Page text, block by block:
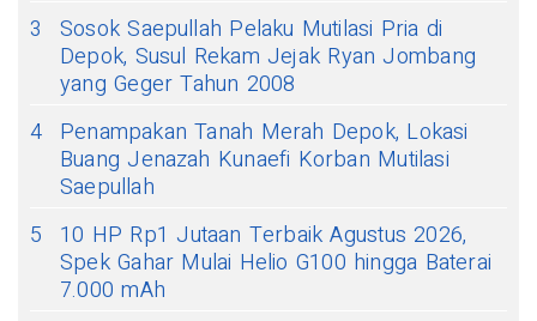
3
Sosok Saepullah Pelaku Mutilasi Pria di
Depok, Susul Rekam Jejak Ryan Jombang
yang Geger Tahun 2008
4 Penampakan Tanah Merah Depok, Lokasi
Buang Jenazah Kunaefi Korban Mutilasi
Saepullah
5
10 HP Rp1 Jutaan Terbaik Agustus 2026,
Spek Gahar Mulai Helio G100 hingga Baterai
7.000 mAh